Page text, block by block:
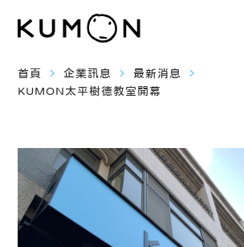
首頁 navigate_next 企業訊息 navigate_next 最新消息 navigate_next
KUMON太平樹德教室開幕